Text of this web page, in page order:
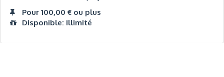
Pour 100,00 € ou plus
Disponible: Illimité